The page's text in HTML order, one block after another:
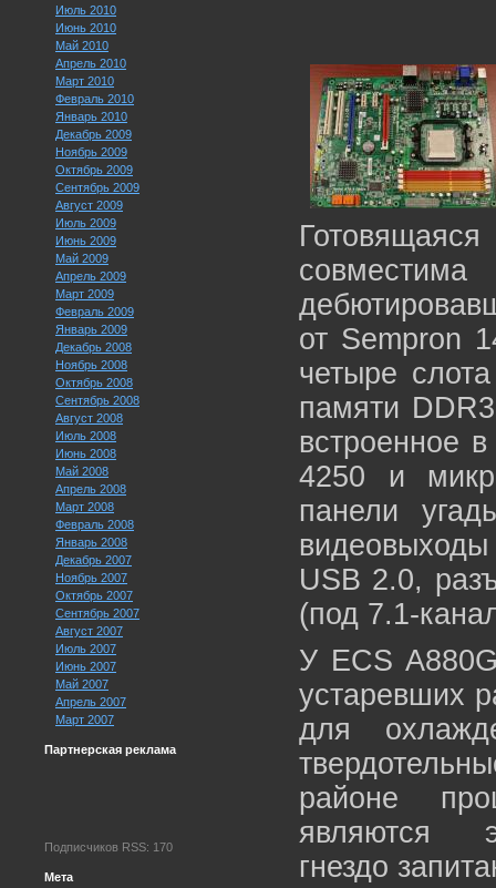
Июль 2010
Июнь 2010
Май 2010
Апрель 2010
Март 2010
Февраль 2010
Январь 2010
Декабрь 2009
Ноябрь 2009
Октябрь 2009
Сентябрь 2009
Август 2009
Июль 2009
Июнь 2009
Май 2009
Апрель 2009
Март 2009
Февраль 2009
Январь 2009
Декабрь 2008
Ноябрь 2008
Октябрь 2008
Сентябрь 2008
Август 2008
Июль 2008
Июнь 2008
Май 2008
Апрель 2008
Март 2008
Февраль 2008
Январь 2008
Декабрь 2007
Ноябрь 2007
Октябрь 2007
Сентябрь 2007
Август 2007
Июль 2007
Июнь 2007
Май 2007
Апрель 2007
Март 2007
Партнерская реклама
Подписчиков RSS: 170
Мета
от Sempron
четыре
памяти
встроенное
4250 и
панели
USB 2.0,
(под 7.1-
У ECS
устаревших
для
районе
являются
гнездо